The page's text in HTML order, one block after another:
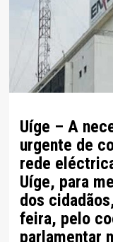
Uíge – A
urgente de
rede
Uíge, para
dos
feira, pelo
parlamentar